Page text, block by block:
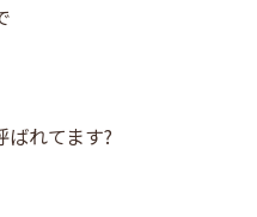
れてます?